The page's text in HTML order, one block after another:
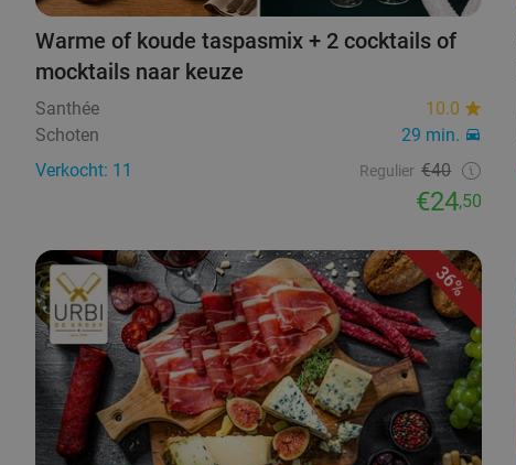
Warme of koude taspasmix + 2 cocktails of
mocktails naar keuze
Santhée
10.0
Schoten
29 min.
Verkocht: 11
Regulier €40
€24,50
36%